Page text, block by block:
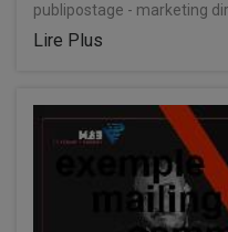
publipostage - marketing
Lire Plus